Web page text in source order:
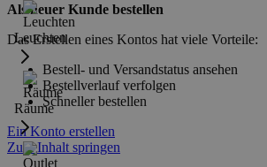
Leuchten
Räume
Als neuer Kunde bestellen
Das Erstellen eines Kontos hat viele Vorteile:
Bestell- und Versandstatus ansehen
Bestellverlauf verfolgen
Schneller bestellen
Ein Konto erstellen
Zum Inhalt springen